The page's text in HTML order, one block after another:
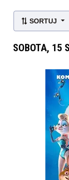
ListaSORTUJ
SOBOTA, 15